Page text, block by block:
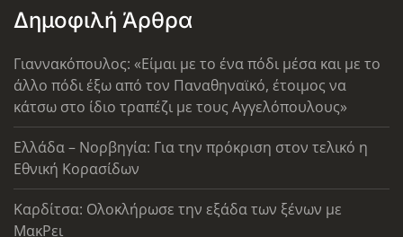
Δημοφιλή Άρθρα
Γιαννακόπουλος: «Είμαι με το ένα πόδι μέσα και με το
άλλο πόδι έξω από τον Παναθηναϊκό, έτοιμος να
κάτσω στο ίδιο τραπέζι με τους Αγγελόπουλους»
Ελλάδα – Νορβηγία: Για την πρόκριση στον τελικό η
Εθνική Κορασίδων
Καρδίτσα: Ολοκλήρωσε την εξάδα των ξένων με
ΜακΡει